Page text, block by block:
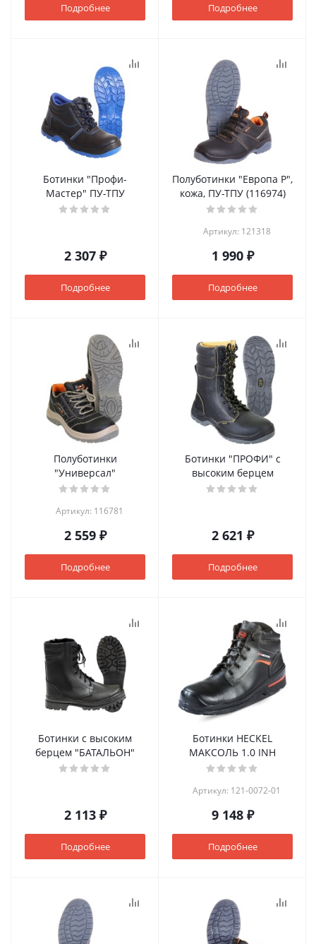
Подробнее Подробнее
Ботинки "Профи-
Мастер" ПУ-ТПУ
2 307 ₽
Подробнее
Полуботинки "Европа Р",
кожа, ПУ-ТПУ (116974)
Артикул: 121318
1 990 ₽
Подробнее
Полуботинки
"Универсал"
Артикул: 116781
2 559 ₽
Подробнее
Ботинки "ПРОФИ" с
высоким берцем
2 621 ₽
Подробнее
Ботинки с высоким
берцем "БАТАЛЬОН"
2 113 ₽
Подробнее
Ботинки HECKEL
МАКСОЛЬ 1.0 INH
Артикул: 121-0072-01
9 148 ₽
Подробнее